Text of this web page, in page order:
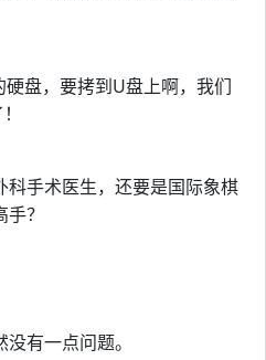
盘，要拷到U盘上啊，我们
手术医生，还要是国际象棋
？
有一点问题。